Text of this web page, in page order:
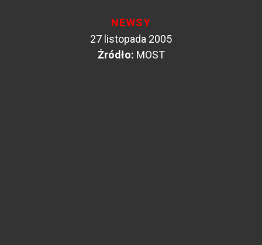
NEWSY
27 listopada 2005
Żródło: MOST